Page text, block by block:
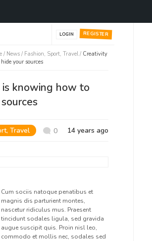
REGISTER
LOGIN
/ News / Fashion, Sport, Travel/ Creativity
your sources
is knowing how to
, Travel 0 14 years ago
Cum sociis natoque penatibus et
magnis dis parturient montes,
nascetur ridiculus mus. Praesent
tincidunt sodales ligula, sed gravida
augue suscipit quis. Proin nisl leo,
commodo et mollis nec, sodales sed